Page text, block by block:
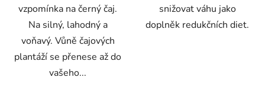
vzpomínka na černý čaj.
Na silný, lahodný a
voňavý. Vůně čajových
plantáží se přenese až do
vašeho...
snižovat váhu jako
doplněk redukčních diet.